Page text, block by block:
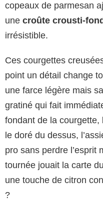
copeaux de parmesan
une croûte crousti-
irrésistible.
Ces courgettes
point un détail change
une farce légère mais
gratiné qui fait
fondant de la
le doré du dessus,
pro sans perdre l’esprit
tournée jouait la carte
une touche de citron
?